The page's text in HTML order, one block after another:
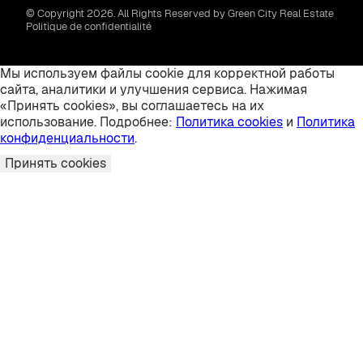
© Copyright 2026. All Rights Reserved by Green City Real Estate
Politique de confidentialité
Мы используем файлы cookie для корректной работы
сайта, аналитики и улучшения сервиса. Нажимая
«Принять cookies», вы соглашаетесь на их
использование. Подробнее: Политика cookies и Политика
конфиденциальности.
Принять cookies